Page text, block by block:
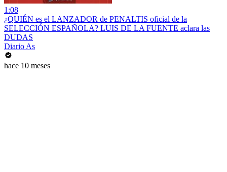
1:08
¿QUIÉN es el LANZADOR de PENALTIS oficial de la
SELECCIÓN ESPAÑOLA? LUIS DE LA FUENTE aclara las
DUDAS
Diario As
hace 10 meses